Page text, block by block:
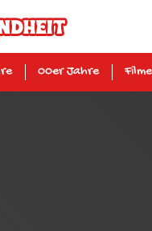
00er Jahre Filme